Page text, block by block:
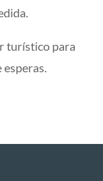
turístico para
esperas.